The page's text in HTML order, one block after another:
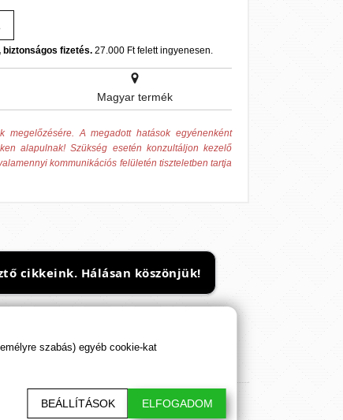
fizetés. 27.000 Ft felett ingyenesen.
Magyar termék
megelőzésére. A megadott hatások egyénenként
alapulnak! Szükség esetén konzultáljon kezelő
kommunikációs felületén tiszteletben tartja
cikkeink. Hálásan köszönjük!
szabás) egyéb cookie-kat
BEÁLLÍTÁSOK ELFOGADOM